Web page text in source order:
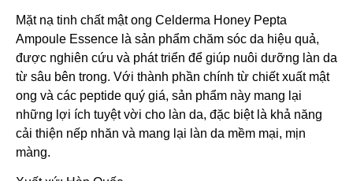
Mặt nạ tinh chất mật ong Celderma Honey Pepta
Ampoule Essence là sản phẩm chăm sóc da hiệu quả,
được nghiên cứu và phát triển để giúp nuôi dưỡng làn da
từ sâu bên trong. Với thành phần chính từ chiết xuất mật
ong và các peptide quý giá, sản phẩm này mang lại
những lợi ích tuyệt vời cho làn da, đặc biệt là khả năng
cải thiện nếp nhăn và mang lại làn da mềm mại, mịn
màng.